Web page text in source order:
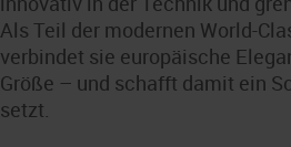
Als Teil der modernen World-
verbindet sie europäische
Größe – und schafft damit ein
setzt.